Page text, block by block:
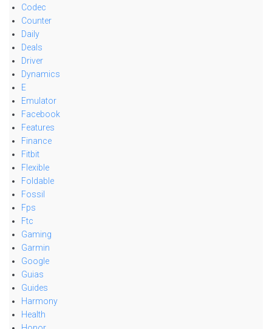
Codec
Counter
Daily
Deals
Driver
Dynamics
E
Emulator
Facebook
Features
Finance
Fitbit
Flexible
Foldable
Fossil
Fps
Ftc
Gaming
Garmin
Google
Guias
Guides
Harmony
Health